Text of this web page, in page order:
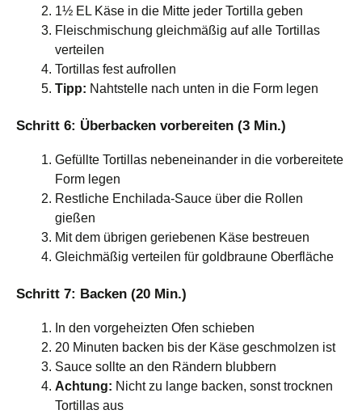
1½ EL Käse in die Mitte jeder Tortilla geben
Fleischmischung gleichmäßig auf alle Tortillas
verteilen
Tortillas fest aufrollen
Tipp: Nahtstelle nach unten in die Form legen
Schritt 6: Überbacken vorbereiten (3 Min.)
Gefüllte Tortillas nebeneinander in die vorbereitete
Form legen
Restliche Enchilada-Sauce über die Rollen
gießen
Mit dem übrigen geriebenen Käse bestreuen
Gleichmäßig verteilen für goldbraune Oberfläche
Schritt 7: Backen (20 Min.)
In den vorgeheizten Ofen schieben
20 Minuten backen bis der Käse geschmolzen ist
Sauce sollte an den Rändern blubbern
Achtung: Nicht zu lange backen, sonst trocknen
Tortillas aus